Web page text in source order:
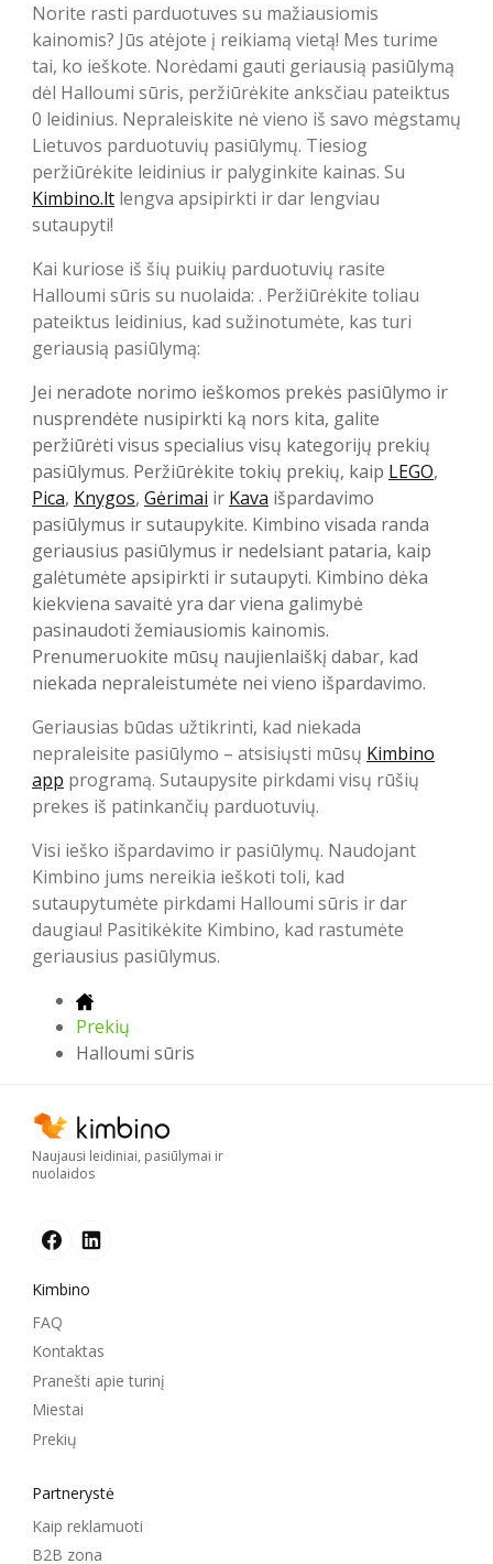
Norite rasti parduotuves su mažiausiomis
kainomis? Jūs atėjote į reikiamą vietą! Mes turime
tai, ko ieškote. Norėdami gauti geriausią pasiūlymą
dėl Halloumi sūris, peržiūrėkite anksčiau pateiktus
0 leidinius. Nepraleiskite nė vieno iš savo mėgstamų
Lietuvos parduotuvių pasiūlymų. Tiesiog
peržiūrėkite leidinius ir palyginkite kainas. Su
Kimbino.lt lengva apsipirkti ir dar lengviau
sutaupyti!
Kai kuriose iš šių puikių parduotuvių rasite
Halloumi sūris su nuolaida: . Peržiūrėkite toliau
pateiktus leidinius, kad sužinotumėte, kas turi
geriausią pasiūlymą:
Jei neradote norimo ieškomos prekės pasiūlymo ir
nusprendėte nusipirkti ką nors kita, galite
peržiūrėti visus specialius visų kategorijų prekių
pasiūlymus. Peržiūrėkite tokių prekių, kaip LEGO,
Pica, Knygos, Gėrimai ir Kava išpardavimo
pasiūlymus ir sutaupykite. Kimbino visada randa
geriausius pasiūlymus ir nedelsiant pataria, kaip
galėtumėte apsipirkti ir sutaupyti. Kimbino dėka
kiekviena savaitė yra dar viena galimybė
pasinaudoti žemiausiomis kainomis.
Prenumeruokite mūsų naujienlaiškį dabar, kad
niekada nepraleistumėte nei vieno išpardavimo.
Geriausias būdas užtikrinti, kad niekada
nepraleisite pasiūlymo – atsisiųsti mūsų Kimbino
app programą. Sutaupysite pirkdami visų rūšių
prekes iš patinkančių parduotuvių.
Visi ieško išpardavimo ir pasiūlymų. Naudojant
Kimbino jums nereikia ieškoti toli, kad
sutaupytumėte pirkdami Halloumi sūris ir dar
daugiau! Pasitikėkite Kimbino, kad rastumėte
geriausius pasiūlymus.
Prekių
Halloumi sūris
Naujausi leidiniai, pasiūlymai ir
nuolaidos
Kimbino
FAQ
Kontaktas
Pranešti apie turinį
Miestai
Prekių
Partnerystė
Kaip reklamuoti
B2B zona